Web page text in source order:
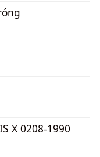
X 0208-1990